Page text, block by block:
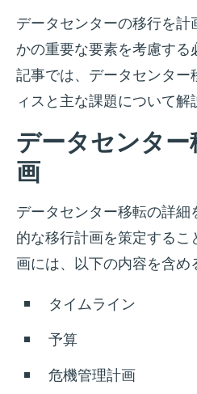
データセンターの移行を
かの重要な要素を考慮す
記事では、データセンター
ィスと主な課題について解
データセンタ
画
データセンター移転の詳
的な移行計画を策定する
画には、以下の内容を含め
タイムライン
予算
危機管理計画